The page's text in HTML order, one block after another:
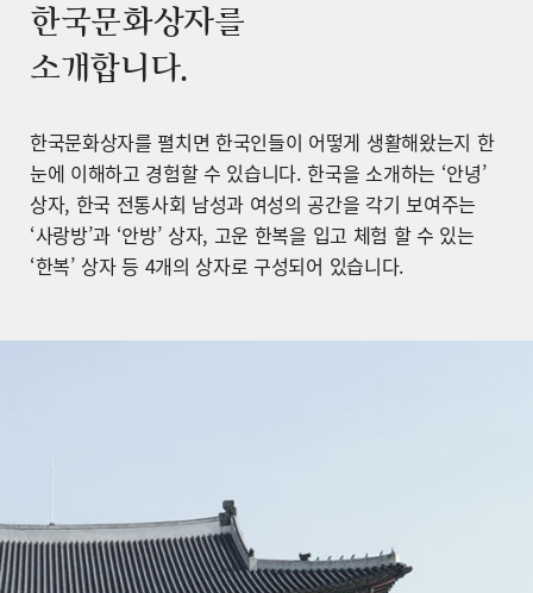
한국문화상자를
소개합니다.
한국문화상자를 펼치면 한국인들이 어떻게 생활해왔는지 한
눈에 이해하고 경험할 수 있습니다. 한국을 소개하는 ‘안녕’
상자, 한국 전통사회 남성과 여성의 공간을 각기 보여주는
‘사랑방’과 ‘안방’ 상자, 고운 한복을 입고 체험 할 수 있는
‘한복’ 상자 등 4개의 상자로 구성되어 있습니다.